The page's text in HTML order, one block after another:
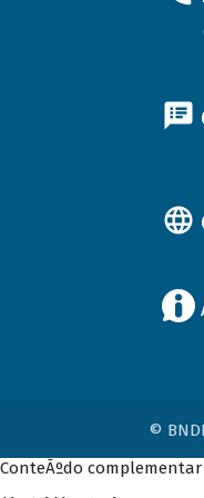
©
ConteÃºdo complementar